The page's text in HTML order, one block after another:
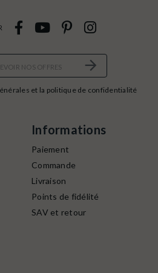
et la politique de confidentialité
Informations
Paiement
Commande
Livraison
Points de fidélité
SAV et retour